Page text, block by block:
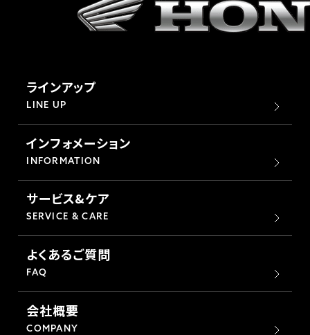
ラインアップ
LINE UP
インフォメーション
INFORMATION
サービス&ケア
SERVICE & CARE
よくあるご質問
FAQ
会社概要
COMPANY
ホンダドリーム 水戸北